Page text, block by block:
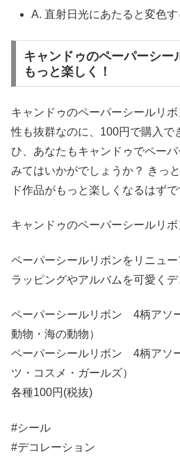
A. 直射日光にあたると変色す
キャンドゥのペーパーシー
もっと楽しく！
キャンドゥのペーパーシールリ
性も抜群なのに、100円で購入で
ひ、あなたもキャンドゥでペー
みてはいかがでしょうか？ きっ
ド作品がもっと楽しくなるはずで
キャンドゥのペーパーシールリボ
ペーパーシールリボンをリニュー
ラッピングやアルバムを可愛く
ペーパーシールリボン 4柄アソ
動物・海の動物）
ペーパーシールリボン 4柄アソ
ツ・コスメ・ガールズ）
各種100円(税抜)
#シール
#デコレーション